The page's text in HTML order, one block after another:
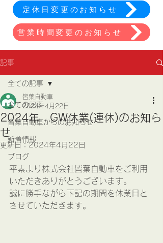
営業時間変更のお知らせ
定休日変更のお知らせ
記事
全ての記事
皆葉自動車からのお知らせ
新着情報
ブログ
全ての記事
2024年 GW休業(連休)のお知ら
せ
皆葉自動車
2024年4月22日
更新日：2024年4月22日
平素より株式会社皆葉自動車をご利用
いただきありがとうございます。
誠に勝手ながら下記の期間を休業日と
させていただきます。